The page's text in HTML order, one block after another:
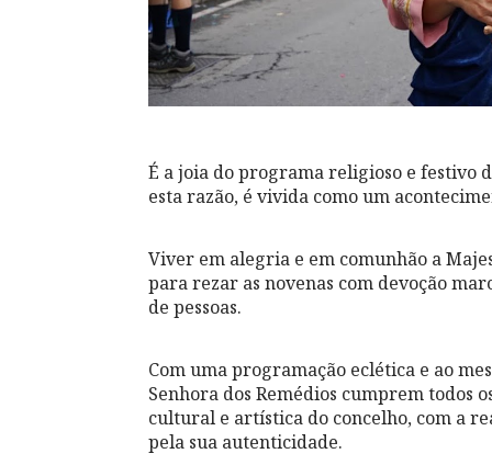
É a joia do programa religioso e festivo
esta razão, é vivida como um
Viver em alegria e em comunhão a
para rezar as novenas com devoção
de pessoas.
Com uma programação eclética e ao
Senhora dos Remédios cumprem todos
cultural e artística do concelho, com a
pela sua autenticidade.